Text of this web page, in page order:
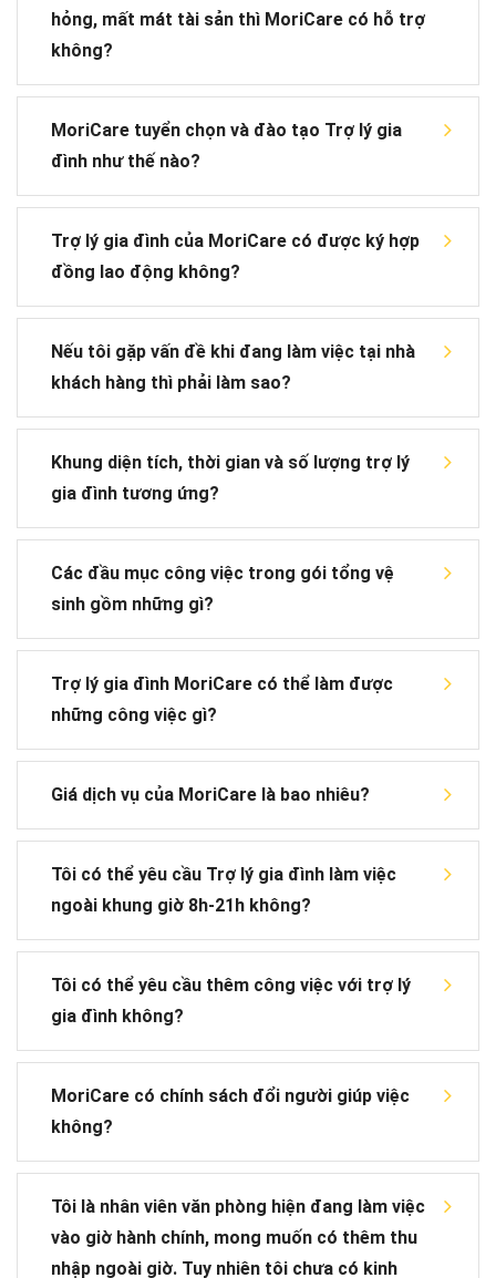
hỏng, mất mát tài sản thì MoriCare có hỗ trợ
không?
MoriCare tuyển chọn và đào tạo Trợ lý gia
đình như thế nào?
Trợ lý gia đình của MoriCare có được ký hợp
đồng lao động không?
Nếu tôi gặp vấn đề khi đang làm việc tại nhà
khách hàng thì phải làm sao?
Khung diện tích, thời gian và số lượng trợ lý
gia đình tương ứng?
Các đầu mục công việc trong gói tổng vệ
sinh gồm những gì?
Trợ lý gia đình MoriCare có thể làm được
những công việc gì?
Giá dịch vụ của MoriCare là bao nhiêu?
Tôi có thể yêu cầu Trợ lý gia đình làm việc
ngoài khung giờ 8h-21h không?
Tôi có thể yêu cầu thêm công việc với trợ lý
gia đình không?
MoriCare có chính sách đổi người giúp việc
không?
Tôi là nhân viên văn phòng hiện đang làm việc
vào giờ hành chính, mong muốn có thêm thu
nhập ngoài giờ. Tuy nhiên tôi chưa có kinh